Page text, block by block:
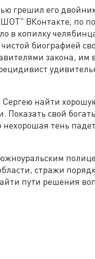
грешил его
ВКонтакте, по
в копилку
биографией
закона,
найти
Показать свой
нехорошая тень
стражи
пути решения